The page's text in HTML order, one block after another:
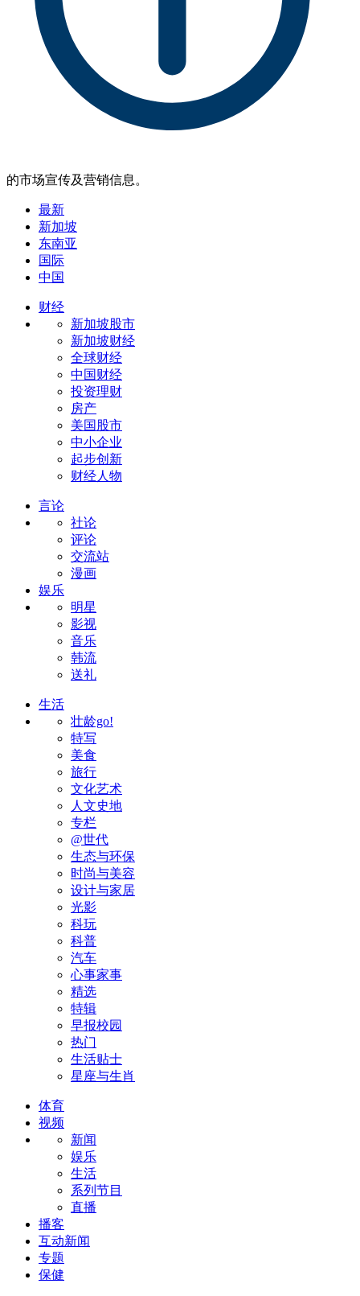
的市场宣传及营销信息。
最新
新加坡
东南亚
国际
中国
财经
新加坡股市
新加坡财经
全球财经
中国财经
投资理财
房产
美国股市
中小企业
起步创新
财经人物
言论
社论
评论
交流站
漫画
娱乐
明星
影视
音乐
韩流
送礼
生活
壮龄go!
特写
美食
旅行
文化艺术
人文史地
专栏
@世代
生态与环保
时尚与美容
设计与家居
光影
科玩
科普
汽车
心事家事
精选
特辑
早报校园
热门
生活贴士
星座与生肖
体育
视频
新闻
娱乐
生活
系列节目
直播
播客
互动新闻
专题
保健